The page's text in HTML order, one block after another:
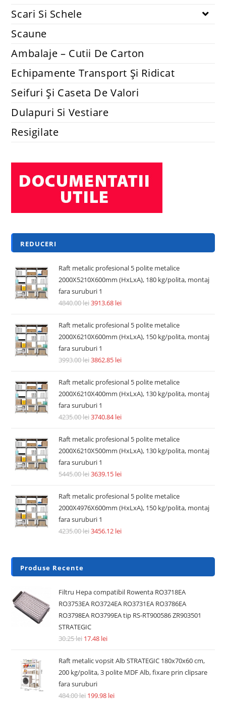
Scari Si Schele
Scaune
Ambalaje – Cutii De Carton
Echipamente Transport Și Ridicat
Seifuri Și Caseta De Valori
Dulapuri Si Vestiare
Resigilate
REDUCERI
Raft metalic profesional 5 polite metalice
2000X5210X600mm (HxLxA), 180 kg/polita, montaj
fara suruburi 1
4840.00lei3913.68 lei
Raft metalic profesional 5 polite metalice
2000X6210X600mm (HxLxA), 150 kg/polita, montaj
fara suruburi 1
3993.00lei3862.85 lei
Raft metalic profesional 5 polite metalice
2000X6210X400mm (HxLxA), 130 kg/polita, montaj
fara suruburi 1
4235.00lei3740.84lei
Raft metalic profesional 5 polite metalice
2000X6210X500mm (HxLxA), 130 kg/polita, montaj
fara suruburi 1
5445.00lei3639.15 lei
Raft metalic profesional 5 polite metalice
2000X4976X600mm (HxLxA), 150 kg/polita, montaj
fara suruburi 1
4235.00lei3456.12 lei
Produse Recente
Filtru Hepa compatibil Rowenta RO3718EA
RO3753EA RO3724EA RO3731EA RO3786EA
RO3798EA RO3799EA tip RS-RT900586 ZR903501
STRATEGIC
30.25lei 17.48 lei
Raft metalic vopsit Alb STRATEGIC 180x70x60 cm,
200 kg/polita, 3 polite MDF Alb, fixare prin clipsare
fara suruburi
484.00lei 199.98 lei